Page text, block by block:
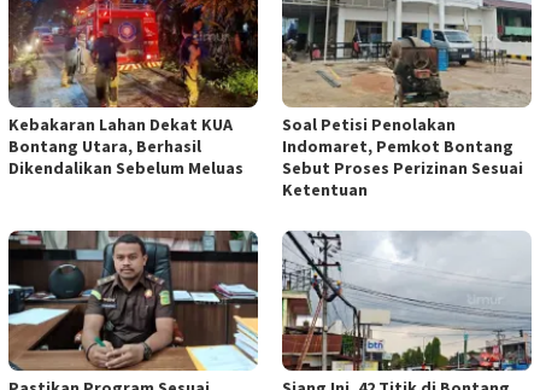
Kebakaran Lahan Dekat KUA
Bontang Utara, Berhasil
Dikendalikan Sebelum Meluas
Soal Petisi Penolakan
Indomaret, Pemkot Bontang
Sebut Proses Perizinan Sesuai
Ketentuan